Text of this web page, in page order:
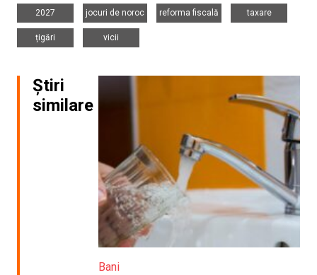
2027
jocuri de noroc
reforma fiscală
taxare
țigări
vicii
Știri
similare
Bani